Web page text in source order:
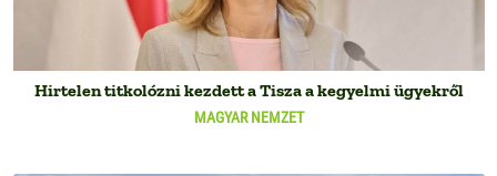
MAGYAR NEMZET
Hirtelen titkolózni kezdett a Tisza a kegyelmi ügyekről